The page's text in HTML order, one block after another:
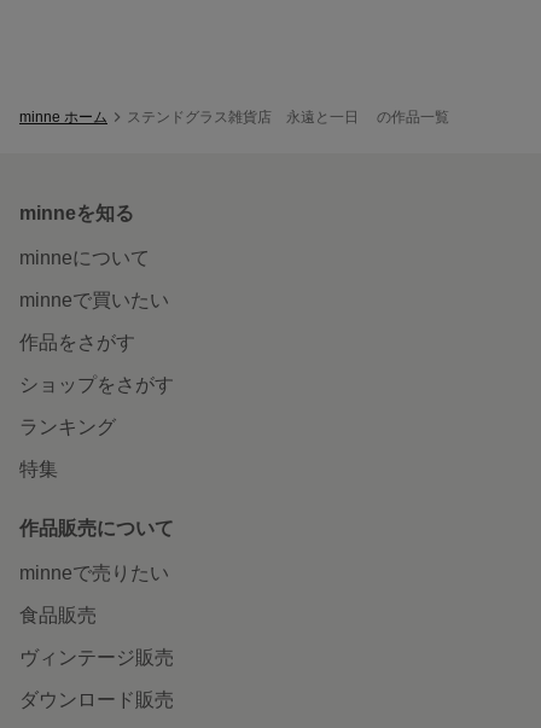
minne ホーム ステンドグラス雑貨店 永遠と一日 の作品一覧
minneを知る
minneについて
minneで買いたい
作品をさがす
ショップをさがす
ランキング
特集
作品販売について
minneで売りたい
食品販売
ヴィンテージ販売
ダウンロード販売